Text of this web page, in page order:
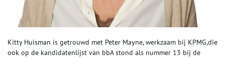
Kitty Huisman is getrouwd met Peter Mayne, werkzaam bij KPMG,die
ook op de kandidatenlijst van bbA stond als nummer 13 bij de